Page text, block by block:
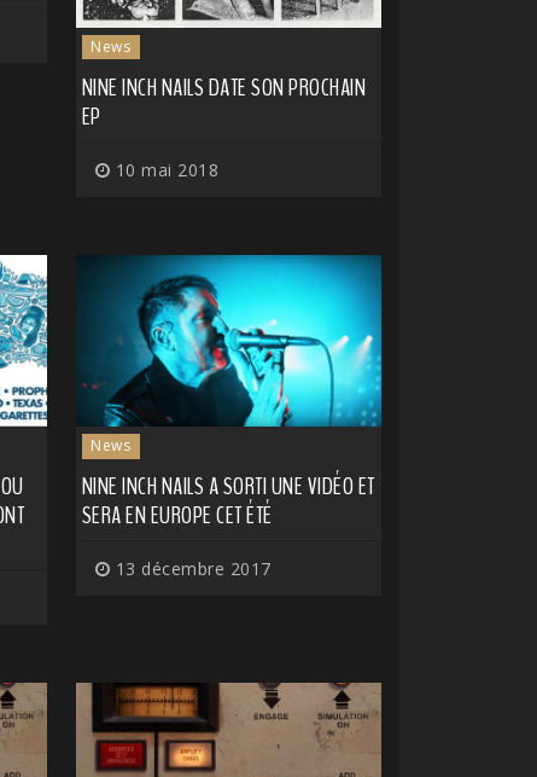
News
NINE INCH NAILS DATE SON PROCHAIN
EP
10 mai 2018
News
NINE INCH NAILS A SORTI UNE VIDÉO ET
SERA EN EUROPE CET ÉTÉ
13 décembre 2017